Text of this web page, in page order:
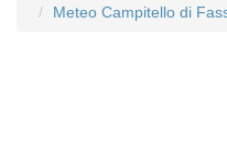
Meteo Campitello di